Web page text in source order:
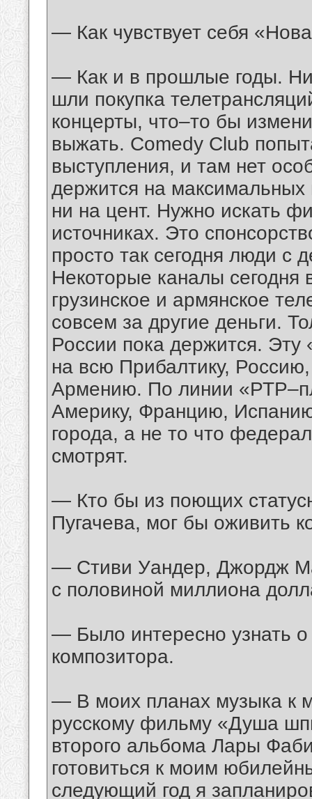
— Как чувствует себя
— Как и в прошлые годы.
шли покупка
концерты, что–то бы
выжать. Comedy Club
выступления, и там нет
держится на
ни на цент. Нужно искать
источниках. Это
просто так сегодня люди с
Некоторые каналы
грузинское и армянское
совсем за другие деньги.
России пока держится.
на всю Прибалтику,
Армению. По линии
Америку, Францию,
города, а не то что
смотрят.
— Кто бы из поющих
Пугачева, мог бы оживить
— Стиви Уандер, Джордж
с половиной миллиона
— Было интересно узнать о
композитора.
— В моих планах музыка к
русскому фильму «Душа
второго альбома Лары
готовиться к моим
следующий год я